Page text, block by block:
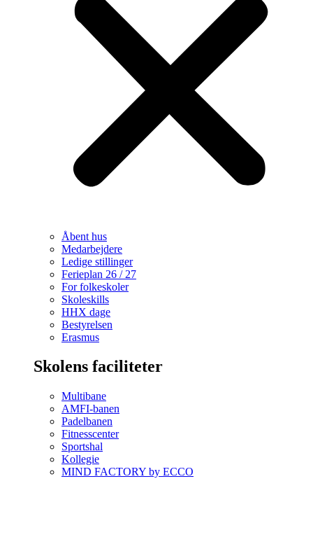
Åbent hus
Medarbejdere
Ledige stillinger
Ferieplan 26 / 27
For folkeskoler
Skoleskills
HHX dage
Bestyrelsen
Erasmus
Skolens faciliteter
Multibane
AMFI-banen
Padelbanen
Fitnesscenter
Sportshal
Kollegie
MIND FACTORY by ECCO